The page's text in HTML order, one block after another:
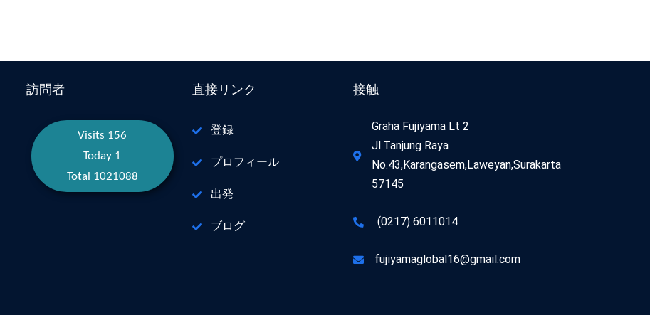
訪問者
Visits 156
Today 1
Total 1021088
直接リンク
登録
プロフィール
出発
ブログ
接触
Graha Fujiyama Lt 2
Jl.Tanjung Raya
No.43,Karangasem,Laweyan,Surakarta
57145
(0217) 6011014
fujiyamaglobal16@gmail.com